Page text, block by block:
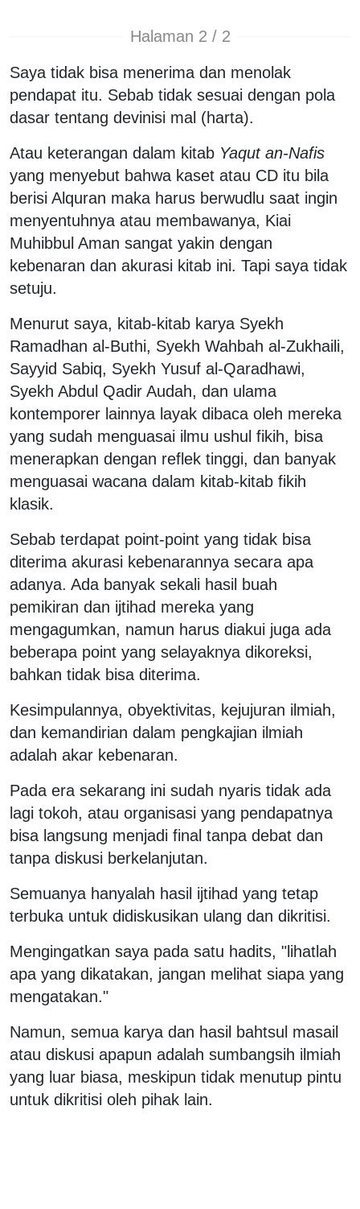
Halaman 2 / 2
Saya tidak bisa menerima dan menolak
pendapat itu. Sebab tidak sesuai dengan pola
dasar tentang devinisi mal (harta).
Atau keterangan dalam kitab Yaqut an-Nafis
yang menyebut bahwa kaset atau CD itu bila
berisi Alquran maka harus berwudlu saat ingin
menyentuhnya atau membawanya, Kiai
Muhibbul Aman sangat yakin dengan
kebenaran dan akurasi kitab ini. Tapi saya tidak
setuju.
Menurut saya, kitab-kitab karya Syekh
Ramadhan al-Buthi, Syekh Wahbah al-Zukhaili,
Sayyid Sabiq, Syekh Yusuf al-Qaradhawi,
Syekh Abdul Qadir Audah, dan ulama
kontemporer lainnya layak dibaca oleh mereka
yang sudah menguasai ilmu ushul fikih, bisa
menerapkan dengan reflek tinggi, dan banyak
menguasai wacana dalam kitab-kitab fikih
klasik.
Sebab terdapat point-point yang tidak bisa
diterima akurasi kebenarannya secara apa
adanya. Ada banyak sekali hasil buah
pemikiran dan ijtihad mereka yang
mengagumkan, namun harus diakui juga ada
beberapa point yang selayaknya dikoreksi,
bahkan tidak bisa diterima.
Kesimpulannya, obyektivitas, kejujuran ilmiah,
dan kemandirian dalam pengkajian ilmiah
adalah akar kebenaran.
Pada era sekarang ini sudah nyaris tidak ada
lagi tokoh, atau organisasi yang pendapatnya
bisa langsung menjadi final tanpa debat dan
tanpa diskusi berkelanjutan.
Semuanya hanyalah hasil ijtihad yang tetap
terbuka untuk didiskusikan ulang dan dikritisi.
Mengingatkan saya pada satu hadits, "lihatlah
apa yang dikatakan, jangan melihat siapa yang
mengatakan."
Namun, semua karya dan hasil bahtsul masail
atau diskusi apapun adalah sumbangsih ilmiah
yang luar biasa, meskipun tidak menutup pintu
untuk dikritisi oleh pihak lain.